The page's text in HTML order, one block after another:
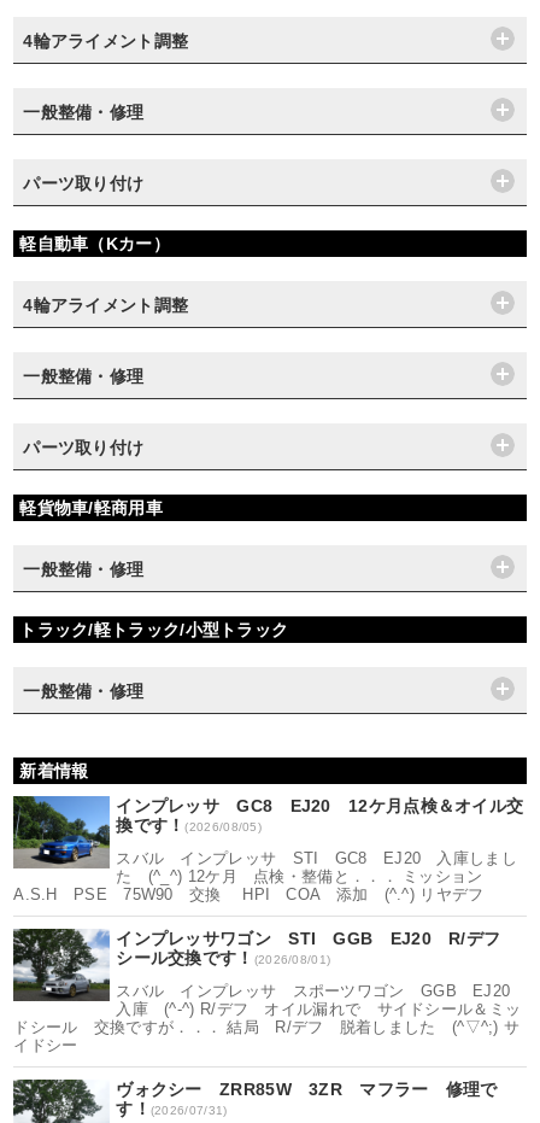
4輪アライメント調整
一般整備・修理
パーツ取り付け
軽自動車（Kカー）
4輪アライメント調整
一般整備・修理
パーツ取り付け
軽貨物車/軽商用車
一般整備・修理
トラック/軽トラック/小型トラック
一般整備・修理
新着情報
インプレッサ GC8 EJ20 12ケ月点検＆オイル交
換です！(2026/08/05)
スバル インプレッサ STI GC8 EJ20 入庫しまし
た (^_^) 12ケ月 点検・整備と．．． ミッション
A.S.H PSE 75W90 交換 HPI COA 添加 (^.^) リヤデフ
インプレッサワゴン STI GGB EJ20 R/デフ
シール交換です！ (2026/08/01)
スバル インプレッサ スポーツワゴン GGB EJ20
入庫 (^-^) R/デフ オイル漏れで サイドシール＆ミッ
ドシール 交換ですが．．． 結局 R/デフ 脱着しました (^▽^;) サ
イドシー
ヴォクシー ZRR85W 3ZR マフラー 修理で
す！ (2026/07/31)